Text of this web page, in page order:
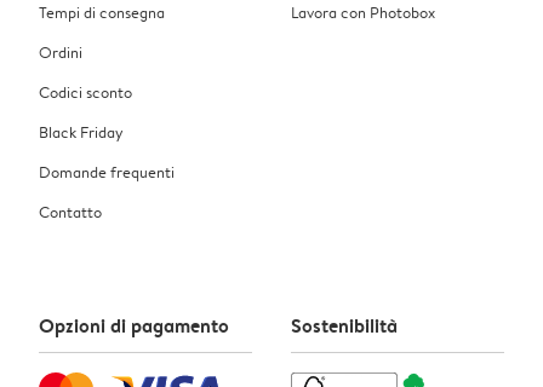
Tempi di consegna
Ordini
Codici sconto
Black Friday
Domande frequenti
Contatto
Lavora con Photobox
Opzioni di pagamento Sostenibilità